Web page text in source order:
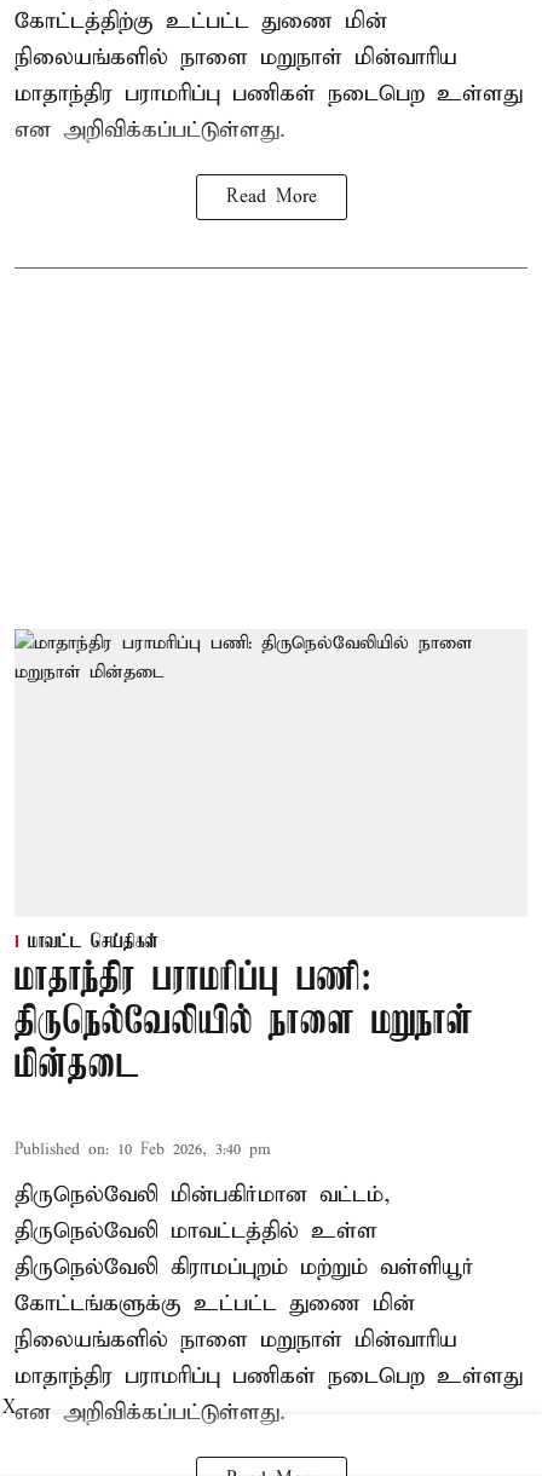
கோட்டத்திற்கு உட்பட்ட துணை மின்
நிலையங்களில் நாளை மறுநாள் மின்வாரிய
மாதாந்திர பராமரிப்பு பணிகள் நடைபெற உள்ளது
என அறிவிக்கப்பட்டுள்ளது.
Read More
மாவட்ட செய்திகள்
மாதாந்திர பராமரிப்பு பணி:
திருநெல்வேலியில் நாளை மறுநாள்
மின்தடை
Published on: 10 Feb 2026, 3:40 pm
திருநெல்வேலி மின்பகிர்மான வட்டம்,
திருநெல்வேலி மாவட்டத்தில் உள்ள
திருநெல்வேலி கிராமப்புறம் மற்றும் வள்ளியூர்
கோட்டங்களுக்கு உட்பட்ட துணை மின்
நிலையங்களில் நாளை மறுநாள் மின்வாரிய
மாதாந்திர பராமரிப்பு பணிகள் நடைபெற உள்ளது
என அறிவிக்கப்பட்டுள்ளது.
X